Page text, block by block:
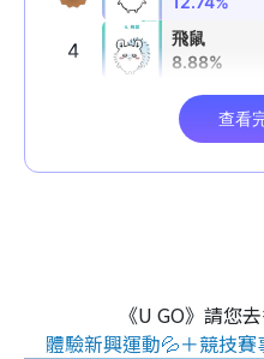
《U GO》請您
體驗新興運動💦＋競技